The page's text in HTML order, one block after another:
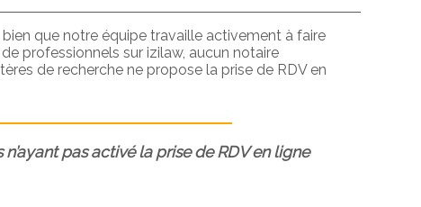
que notre équipe travaille activement à faire
professionnels sur izilaw, aucun notaire
de recherche ne propose la prise de RDV en
pas activé la prise de RDV en ligne